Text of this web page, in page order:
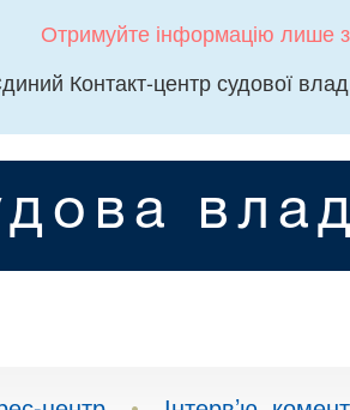
Отримуйте інформацію лише
Контакт-центр судової